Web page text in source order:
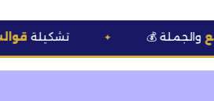
🆕 تشكيلة قوالب وعطور ✦